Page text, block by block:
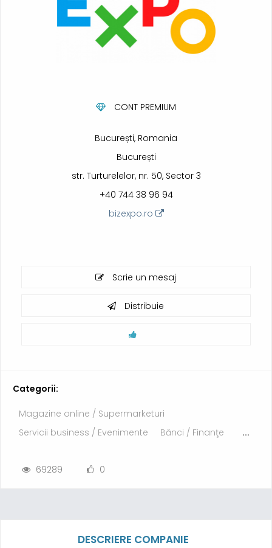
CONT PREMIUM
București, Romania
București
str. Turturelelor, nr. 50, Sector 3
+40 744 38 96 94
bizexpo.ro
Scrie un mesaj
Distribuie
Categorii:
Magazine online / Supermarketuri
Servicii business / Evenimente
Bănci / Finanţe ...
69289 0
DESCRIERE COMPANIE